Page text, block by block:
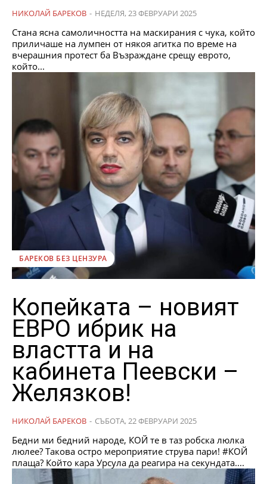
НИКОЛАЙ БАРЕКОВ - НЕДЕЛЯ, 23 ФЕВРУАРИ 2025
Стана ясна самоличността на маскирания с чука, който
приличаше на лумпен от някоя агитка по време на
вчерашния протест ба Възраждане срещу еврото,
който...
БАРЕКОВ БЕЗ ЦЕНЗУРА
Копейката – новият
ЕВРО ибрик на
властта и на
кабинета Пеевски –
Желязков!
НИКОЛАЙ БАРЕКОВ - СЪБОТА, 22 ФЕВРУАРИ 2025
Бедни ми бедний народе, КОЙ те в таз робска люлка
люлее? Такова остро мероприятие струва пари! #КОЙ
плаща? Който кара Урсула да реагира на секундата....